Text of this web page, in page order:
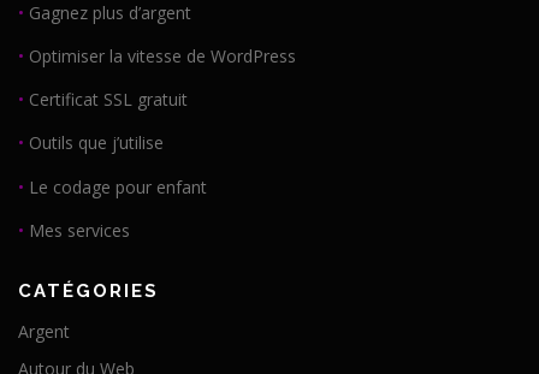
• Gagnez plus d’argent
• Optimiser la vitesse de WordPress
• Certificat SSL gratuit
• Outils que j’utilise
• Le codage pour enfant
• Mes services
CATÉGORIES
Argent
Autour du Web